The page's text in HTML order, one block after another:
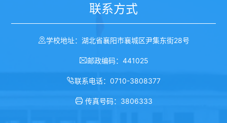
第 2 页
联系方式
学校地址：湖北省襄阳市襄城区尹集东街28号
邮政编码：441025
联系电话：0710-3808377
传真号码：3806333